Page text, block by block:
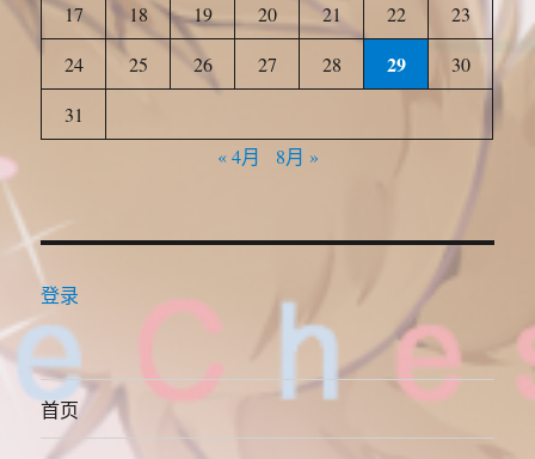
17
18 19 20 21 22
23
24
25 26 27 28 29
30
31
« 4月
8月 »
登录
首页